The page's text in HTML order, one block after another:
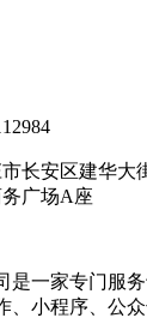
长安区建华大
广场A座
是一家专门服
、小程序、公